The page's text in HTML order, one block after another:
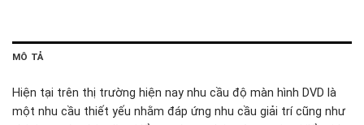
MÔ TẢ
Hiện tại trên thị trường hiện nay nhu cầu độ màn hình DVD là
một nhu cầu thiết yếu nhằm đáp ứng nhu cầu giải trí cũng như